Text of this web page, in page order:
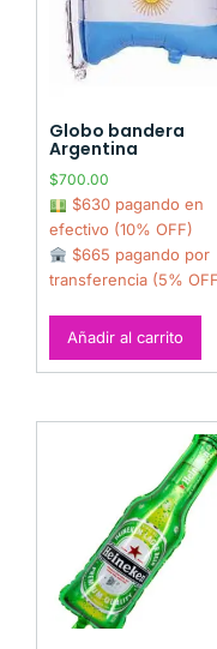
Globo bandera
Argentina
$700.00
$630 pagando en
efectivo (10% OFF)
$665 pagando por
transferencia (5%
Añadir al carrito